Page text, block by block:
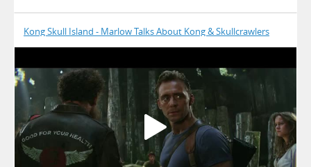
Kong Skull Island - Marlow Talks About Kong & Skullcrawlers